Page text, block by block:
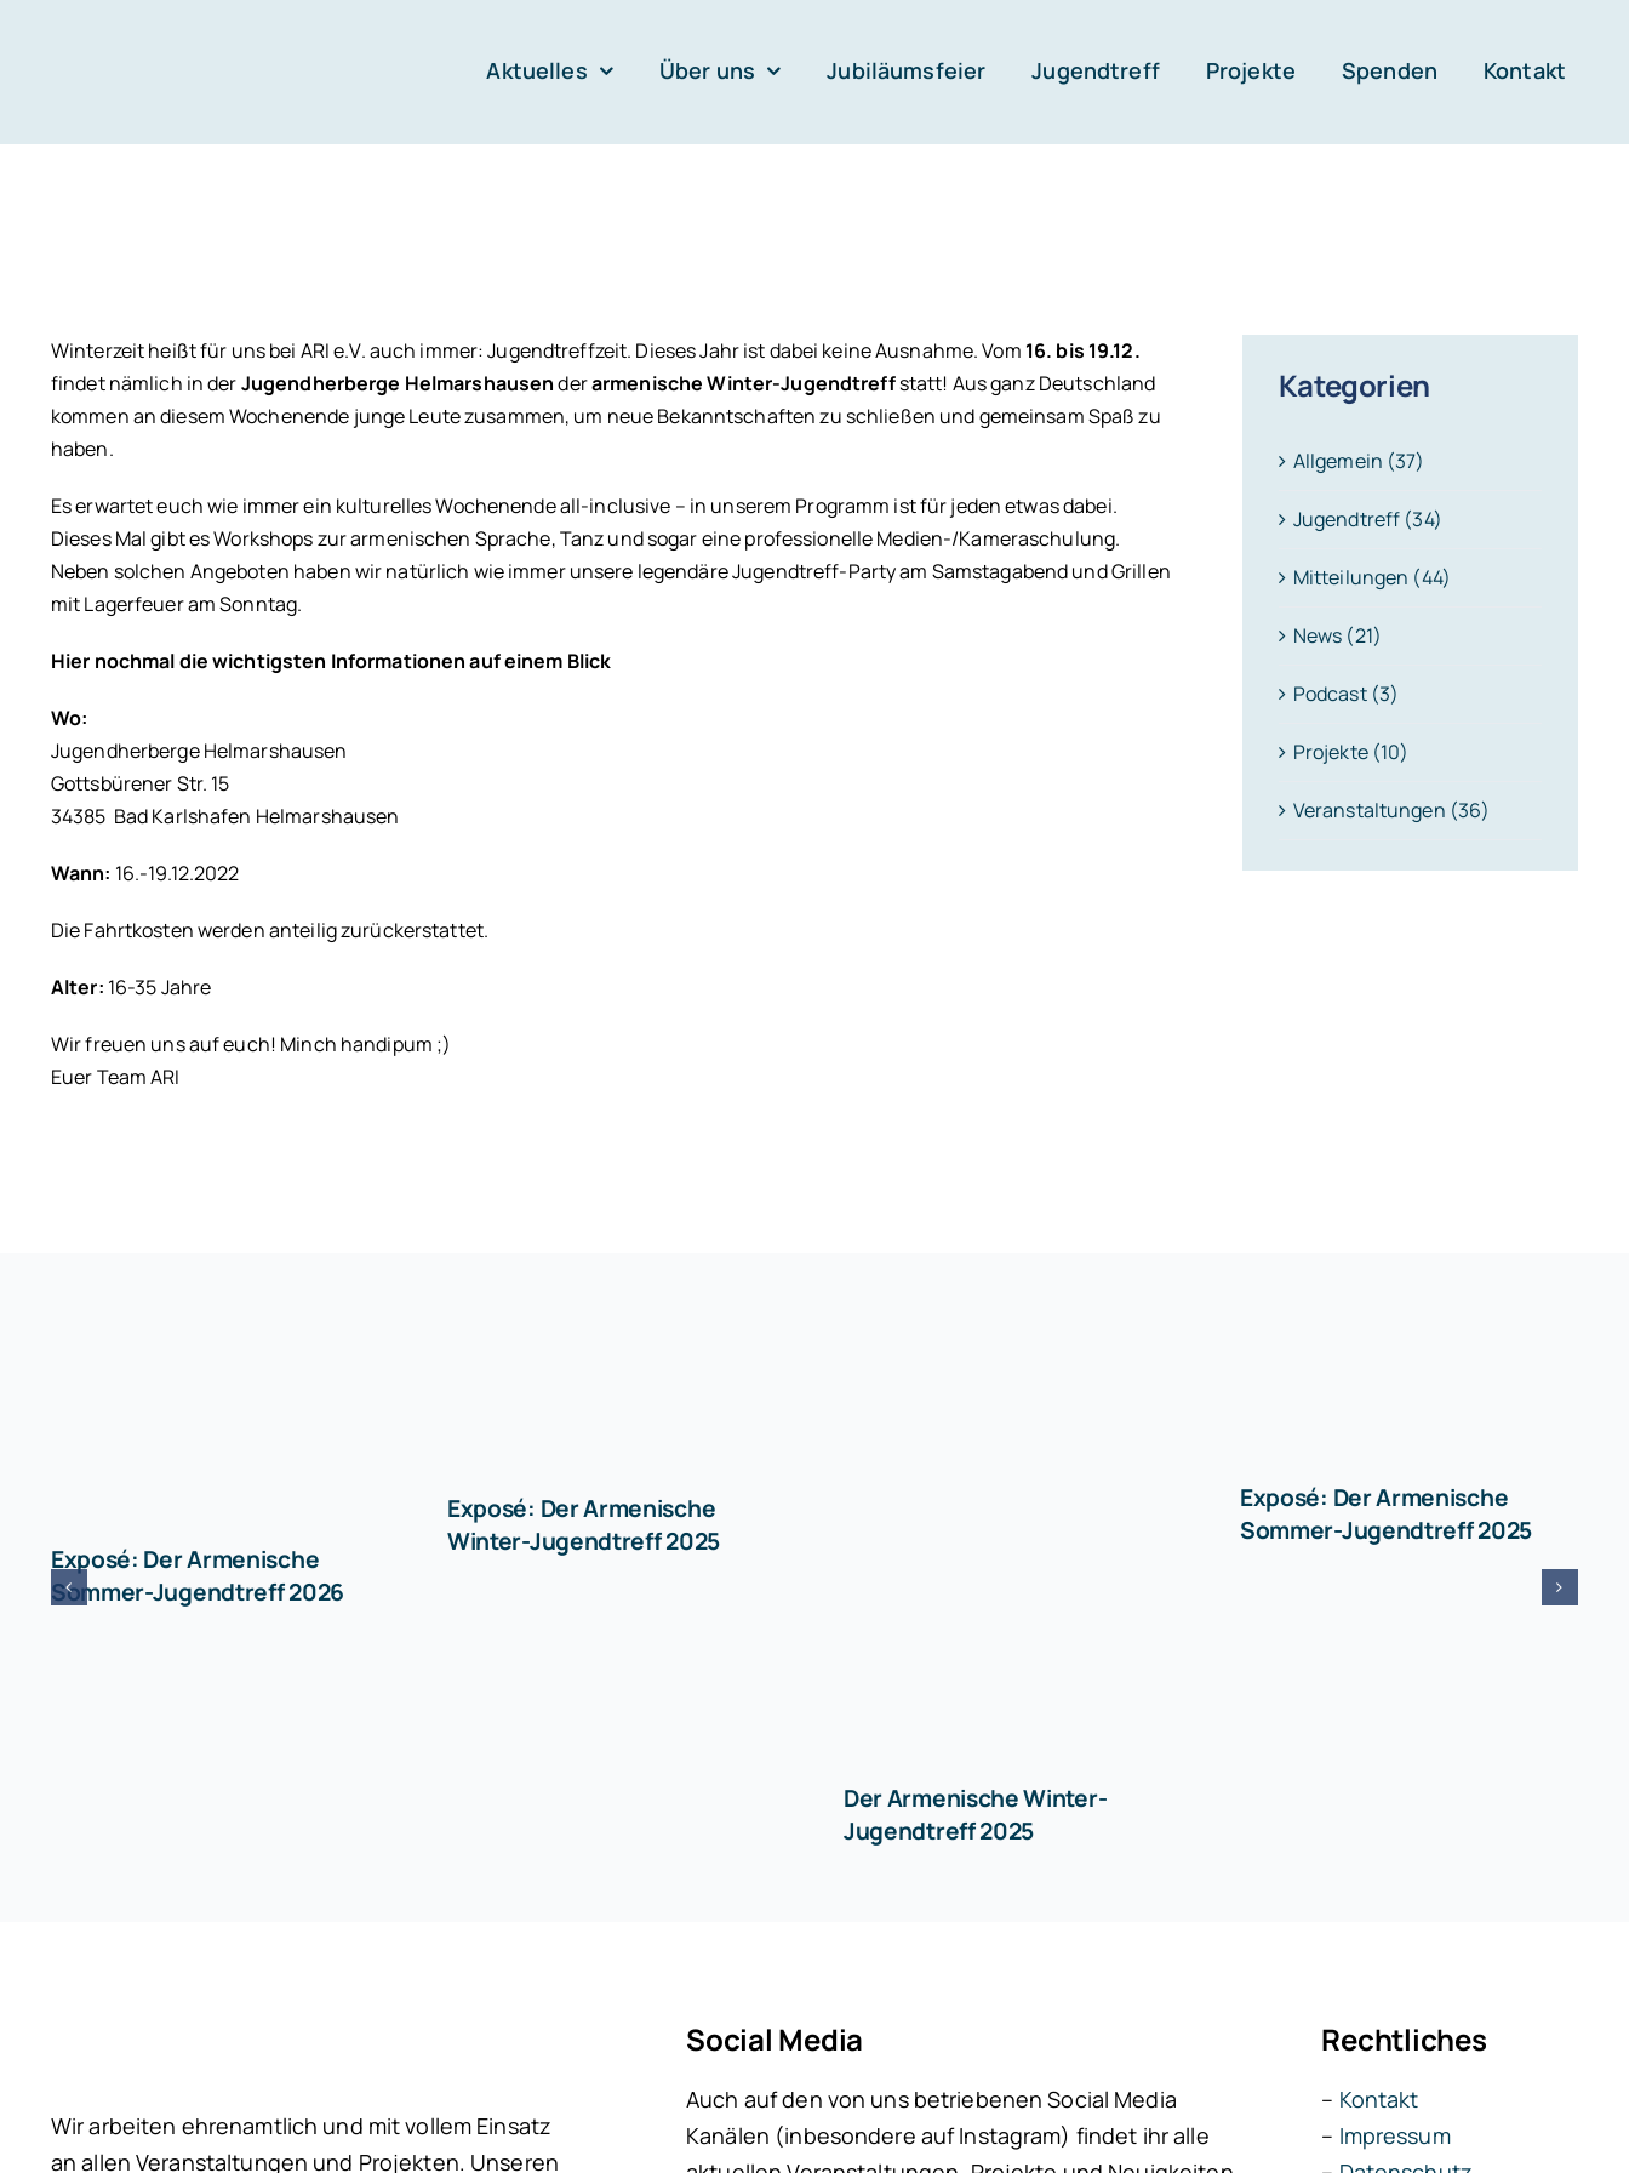
Aktuelles Über uns Jubiläumsfeier Jugendtreff Projekte Spenden Kontakt
Winterzeit heißt für uns bei ARI e.V. auch immer: Jugendtreffzeit. Dieses Jahr ist dabei keine Ausnahme. Vom 16. bis 19.12.
findet nämlich in derJugendherberge Helmarshausenderarmenische Winter-Jugendtreffstatt! Aus ganz Deutschland
kommen an diesem Wochenende junge Leute zusammen, um neue Bekanntschaften zu schließen und gemeinsam Spaß zu
haben.
Es erwartet euch wie immer ein kulturelles Wochenende all-inclusive – in unserem Programm ist für jeden etwas dabei.
Dieses Mal gibt es Workshops zur armenischen Sprache, Tanz und sogar eine professionelle Medien-/Kameraschulung.
Neben solchen Angeboten haben wir natürlich wie immer unsere legendäre Jugendtreff-Party am Samstagabend und Grillen
mit Lagerfeuer am Sonntag.
Hier nochmal die wichtigsten Informationen auf einem Blick
Wo:
Jugendherberge Helmarshausen
Gottsbürener Str. 15
34385 Bad Karlshafen Helmarshausen
Wann: 16.-19.12.2022
Die Fahrtkosten werden anteilig zurückerstattet.
Alter: 16-35 Jahre
Wir freuen uns auf euch! Minch handipum ;)
Euer Team ARI
Kategorien
Allgemein (37)
Jugendtreff (34)
Mitteilungen (44)
News (21)
Podcast (3)
Projekte (10)
Veranstaltungen (36)
Exposé: Der Armenische
Sommer-Jugendtreff 2026
Exposé: Der Armenische
Winter-Jugendtreff 2025
Der Armenische Winter-
Jugendtreff 2025
Exposé: Der Armenische
Sommer-Jugendtreff 2025
Wir arbeiten ehrenamtlich und mit vollem Einsatz
an allen Veranstaltungen und Projekten. Unseren
Social Media
Auch auf den von uns betriebenen Social Media
Kanälen (inbesondere auf Instagram) findet ihr alle
Rechtliches
– Kontakt
– Impressum